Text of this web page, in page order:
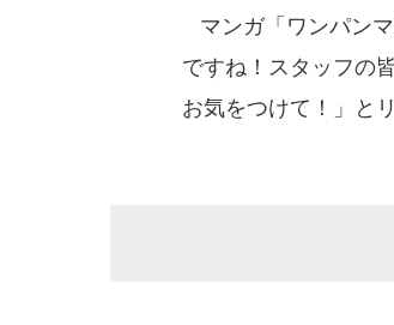
マンガ「ワンパン
ですね！スタッフの
お気をつけて！」と